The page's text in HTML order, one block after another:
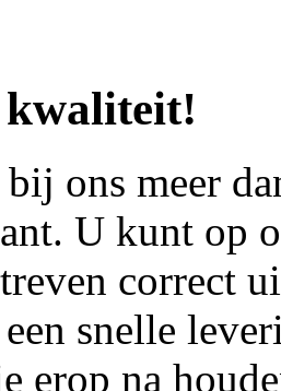
ons meer
U kunt op
correct
snelle
erop na